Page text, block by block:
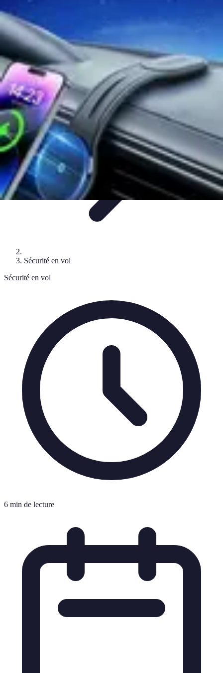
Aventures Aériennes
Destinations
HélicoptèreMontgolfière
Aventures Aériennes
Sécurité en vol
Sécurité en vol
6 min de lecture